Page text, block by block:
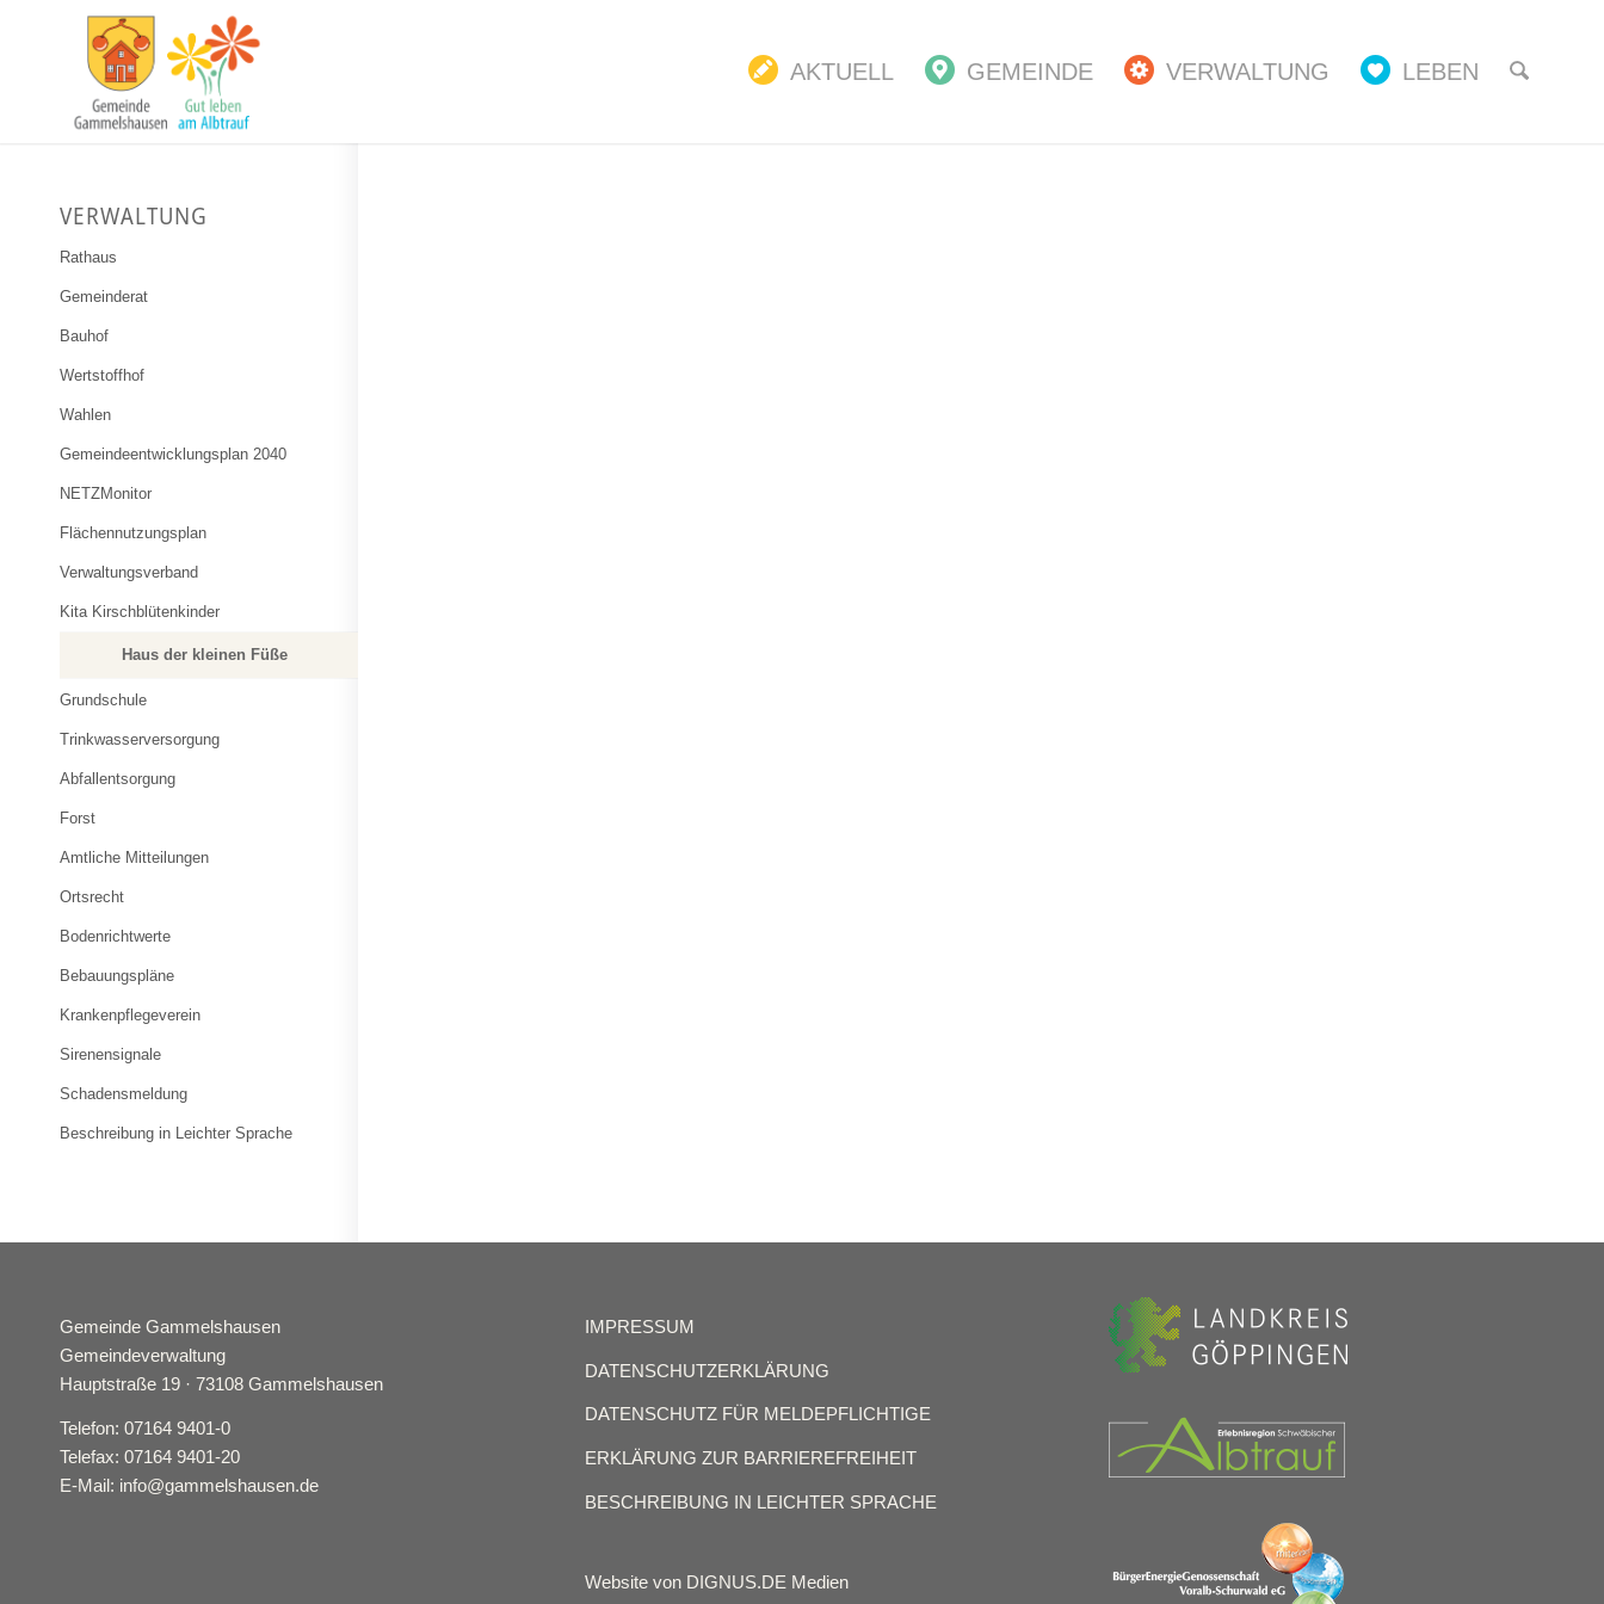
AKTUELL GEMEINDE VERWALTUNG LEBEN
VERWALTUNG
Rathaus
Gemeinderat
Bauhof
Wertstoffhof
Wahlen
Gemeindeentwicklungsplan 2040
NETZMonitor
Flächennutzungsplan
Verwaltungsverband
Kita Kirschblütenkinder
Haus der kleinen Füße
Grundschule
Trinkwasserversorgung
Abfallentsorgung
Forst
Amtliche Mitteilungen
Ortsrecht
Bodenrichtwerte
Bebauungspläne
Krankenpflegeverein
Sirenensignale
Schadensmeldung
Beschreibung in Leichter Sprache
Gemeinde Gammelshausen
Gemeindeverwaltung
Hauptstraße 19 · 73108 Gammelshausen
Telefon: 07164 9401-0
Telefax: 07164 9401-20
E-Mail: info@gammelshausen.de
IMPRESSUM
DATENSCHUTZERKLÄRUNG
DATENSCHUTZ FÜR MELDEPFLICHTIGE
ERKLÄRUNG ZUR BARRIEREFREIHEIT
BESCHREIBUNG IN LEICHTER SPRACHE
Website von DIGNUS.DE Medien